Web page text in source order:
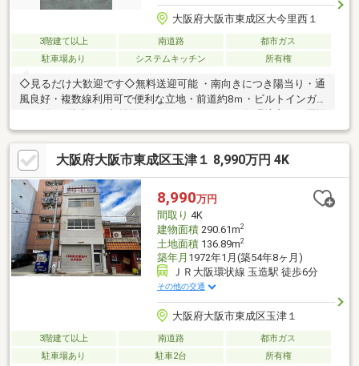
大阪府大阪市東成区大今里西１
3階建て以上 南道路
都市ガス
駐車場あり
システムキッチン 所有権
◇見るだけ大歓迎です◇無料送迎可能 ・南向きにつき陽当り・通
風良好・複数線利用可で便利な立地・前道約8ｍ・ビルトインガレ
ージ付き3階建て・収益物件としてもおすすめ・住環境良好・周辺
環境充実◆レスポンスは迅速に◆交渉は全力です◆‐多忙なお客様
の「面倒だな」をフルサポート致します‐◆「とりあえず見たい」
「他社でローンを断られた」「他社の物件もまとめて見てみた
い」「相談だけしてみたい」「しっかり交渉してほしい」「無駄
を省きたい」等お気軽にご連絡下さいませ。
大阪府大阪市東成区玉津１ 8,990万円 4K
8,990万円
間取り 4K
建物面積290.61m2
土地面積136.89m2
築年月 1972年1月(築54年8ヶ月)
ＪＲ大阪環状線 玉造駅 徒歩6分
その他の交通
大阪府大阪市東成区玉津１
3階建て以上 南道路
都市ガス
駐車場あり
駐車2台 所有権